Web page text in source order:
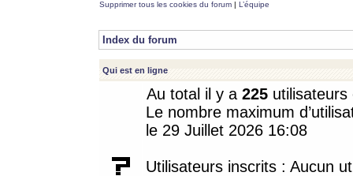
Supprimer tous les cookies du forum | L’équipe
Index du forum
Qui est en ligne
Au total il y a 225
Le nombre maximum
le 29 Juillet 2026 16:08
Utilisateurs inscrits : Aucun